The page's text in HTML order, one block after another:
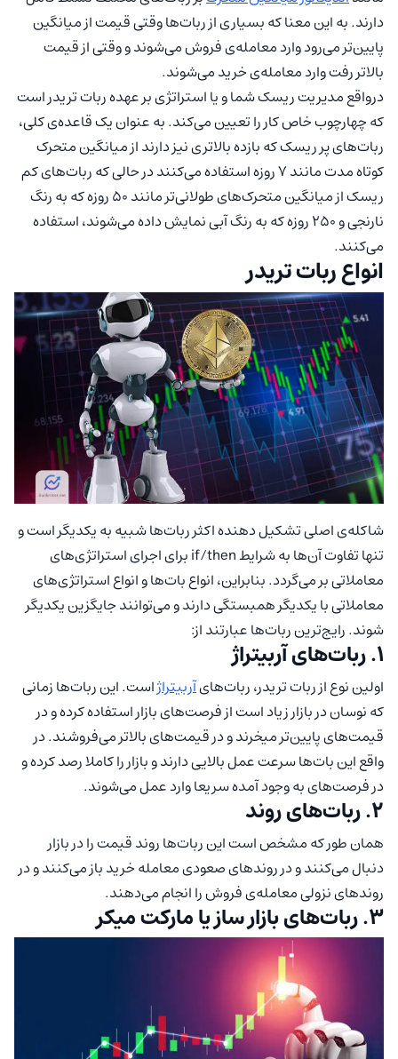
دارند. به این معنا که بسیاری از ربات‌ها وقتی قیمت از میانگین
پایین‌تر می‌رود وارد معامله‌ی فروش می‌شوند و وقتی از قیمت
بالاتر رفت وارد معامله‌ی خرید می‌شوند.
درواقع مدیریت ریسک شما و یا استراتژی بر عهده ربات تریدر است
که چهارچوب خاص کار را تعیین می‌کند. به عنوان یک قاعده‌ی کلی،
ربات‌های پر ریسک که بازده بالاتری نیز دارند از میانگین متحرک
کوتاه مدت مانند ۷ روزه استفاده می‌کنند در حالی که ربات‌های کم
ریسک از میانگین متحرک‌های طولانی‌تر مانند ۵۰ روزه که به رنگ
نارنجی و ۲۵۰ روزه که به رنگ آبی نمایش داده می‌شوند، استفاده
می‌کنند.
انواع ربات تریدر
شاکله‌ی اصلی تشکیل دهنده اکثر ربات‌ها شبیه به یکدیگر است و
تنها تفاوت آن‌ها به شرایط if/then برای اجرای استراتژی‌های
معاملاتی بر می‌گردد. بنابراین، انواع بات‌ها و انواع استراتژی‌های
معاملاتی با یکدیگر همبستگی دارند و می‌توانند جایگزین یکدیگر
شوند. رایج‌ترین ربات‌ها عبارتند از:
1. ربات‌های آربیتراژ
اولین نوع از ربات تریدر، ربات‌هایآربیتراژاست. این ربات‌ها زمانی
که نوسان در بازار زیاد است از فرصت‌های بازار استفاده کرده و در
قیمت‌های پایین‌تر میخرند و در قیمت‌های بالا‌تر می‌فروشند. در
واقع این بات‌ها سرعت عمل بالایی دارند و بازار را کاملا رصد کرده و
در فرصت‌های به وجود آمده سریعا وارد عمل می‌شوند.
2. ربات‌های روند
همان طور که مشخص است این ربات‌ها روند قیمت را در بازار
دنبال می‌کنند و در روند‌های صعودی معامله خرید باز می‌کنند و در
روند‌های نزولی معامله‌ی فروش را انجام می‌دهند.
3. ربات‌های بازار ساز یا مارکت میکر